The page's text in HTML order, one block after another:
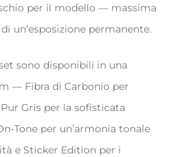
per il modello — massima
un’esposizione permanente.
sono disponibili in una
— Fibra di Carbonio per
Gris per la sofisticata
Tone per un’armonia tonale
e Sticker Edition per i